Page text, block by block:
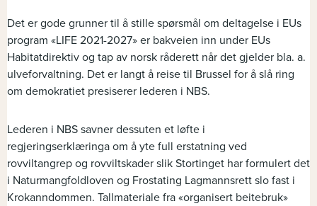
Det er gode grunner til å stille spørsmål om deltagelse i EUs
program «LIFE 2021-2027» er bakveien inn under EUs
Habitatdirektiv og tap av norsk råderett når det gjelder bla. a.
ulveforvaltning. Det er langt å reise til Brussel for å slå ring
om demokratiet presiserer lederen i NBS.
Lederen i NBS savner dessuten et løfte i
regjeringserklæringa om å yte full erstatning ved
rovviltangrep og rovviltskader slik Stortinget har formulert det
i Naturmangfoldloven og Frostating Lagmannsrett slo fast i
Krokanndommen. Tallmateriale fra «organisert beitebruk»